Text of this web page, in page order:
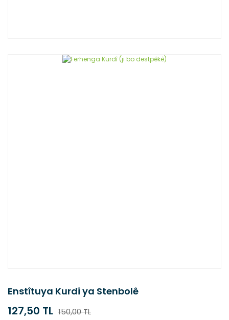
Enstîtuya Kurdî ya Stenbolê
127,50 TL 150,00 TL